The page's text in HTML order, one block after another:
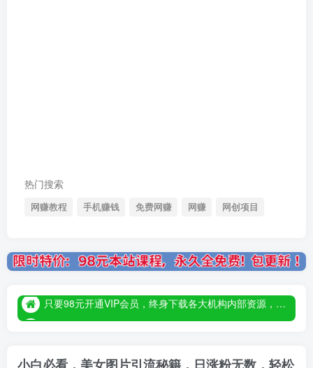
热门搜索
网赚教程 手机赚钱 免费网赚 网赚 网创项目
只要98元开通VIP会员，终身下载各大机构内部资源，一站式草根创业基地，最新最强网赚教程大全，小投入，大回报！
只要98元开通VIP会员，终身下载各大机构内部资源，一站式草根创业基地，最新最强网赚教程大全，小投入，大回报！
小白必看，美女图片引流秘籍，日涨粉无数，轻松